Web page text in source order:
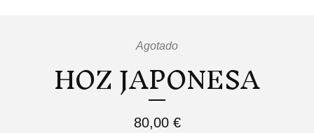
Agotado
HOZ JAPONESA
80,00 €